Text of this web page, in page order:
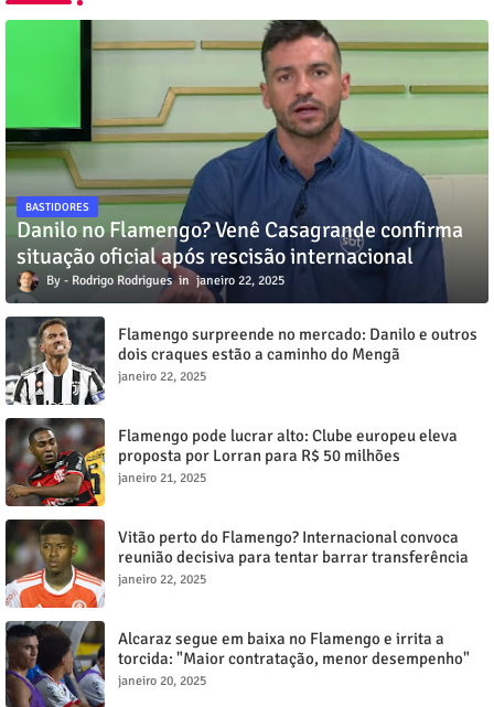
BASTIDORES
Danilo no Flamengo? Venê Casagrande confirma
situação oficial após rescisão internacional
Rodrigo Rodrigues janeiro 22, 2025
Flamengo surpreende no mercado: Danilo e outros
dois craques estão a caminho do Mengã
janeiro 22, 2025
Flamengo pode lucrar alto: Clube europeu eleva
proposta por Lorran para R$ 50 milhões
janeiro 21, 2025
Vitão perto do Flamengo? Internacional convoca
reunião decisiva para tentar barrar transferência
milionária
janeiro 22, 2025
Alcaraz segue em baixa no Flamengo e irrita a
torcida: "Maior contratação, menor desempenho"
janeiro 20, 2025